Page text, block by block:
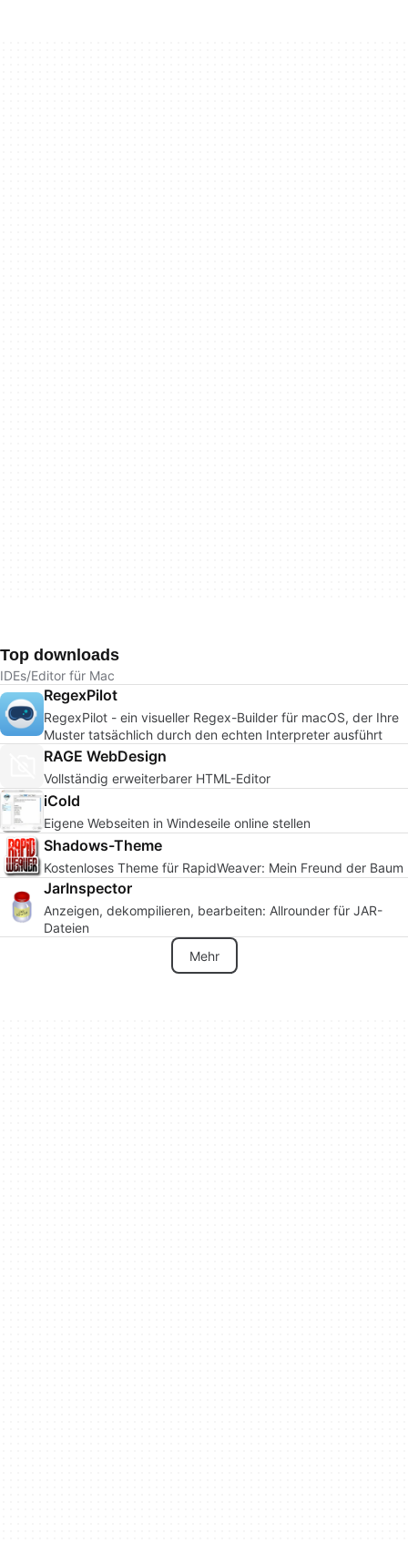
Top downloads
IDEs/Editor für Mac
RegexPilot
RegexPilot - ein visueller Regex-Builder für macOS, der Ihre
Muster tatsächlich durch den echten Interpreter ausführt
RAGE WebDesign
Vollständig erweiterbarer HTML-Editor
iCold
Eigene Webseiten in Windeseile online stellen
Shadows-Theme
Kostenloses Theme für RapidWeaver: Mein Freund der Baum
JarInspector
Anzeigen, dekompilieren, bearbeiten: Allrounder für JAR-
Dateien
Mehr